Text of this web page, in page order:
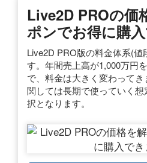
Live2D PROの価
ポンでお得に購入
Live2D PRO版の料金体系(値
す。年間売上高が1,000万円
で、料金は大きく変わって
関しては長期で使っていく
択となります。